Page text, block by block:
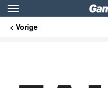
Toggle
navigation
< Vorige